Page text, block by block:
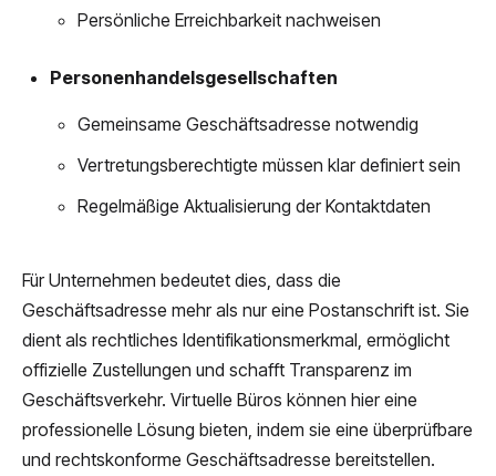
Persönliche Erreichbarkeit nachweisen
Personenhandelsgesellschaften
Gemeinsame Geschäftsadresse notwendig
Vertretungsberechtigte müssen klar definiert sein
Regelmäßige Aktualisierung der Kontaktdaten
Für Unternehmen bedeutet dies, dass die
Geschäftsadresse mehr als nur eine Postanschrift ist. Sie
dient als rechtliches Identifikationsmerkmal, ermöglicht
offizielle Zustellungen und schafft Transparenz im
Geschäftsverkehr. Virtuelle Büros können hier eine
professionelle Lösung bieten, indem sie eine überprüfbare
und rechtskonforme Geschäftsadresse bereitstellen.